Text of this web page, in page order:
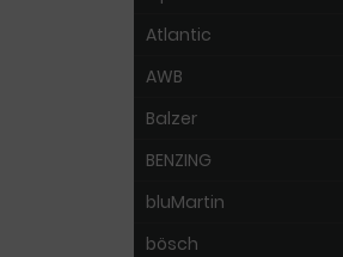
Atlantic
AWB
Balzer
BENZING
bluMartin
bösch